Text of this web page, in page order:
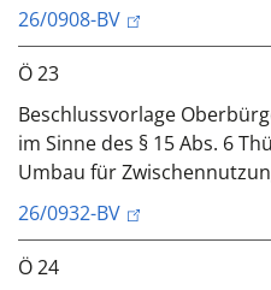
26/0908-BV
Ö 23
Beschlussvorlage
im Sinne des § 15 Abs. 6
Umbau für
26/0932-BV
Ö 24